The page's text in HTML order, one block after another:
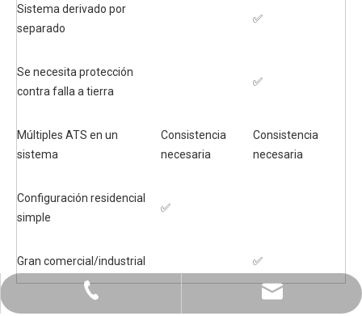
Sistema derivado por
separado
✅
Se necesita protección
contra falla a tierra
✅
Múltiples ATS en un
sistema
Consistencia
necesaria
Consistencia
necesaria
Configuración residencial
simple
✅
Gran comercial/industrial ✅